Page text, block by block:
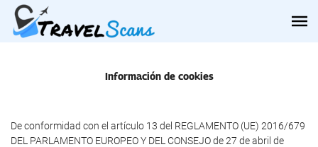
Información de cookies
De conformidad con el artículo 13 del REGLAMENTO (UE) 2016/679
DEL PARLAMENTO EUROPEO Y DEL CONSEJO de 27 de abril de